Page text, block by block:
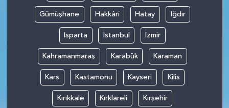
Gümüşhane Hakkâri Hatay Iğdır
Isparta İstanbul İzmir
Kahramanmaraş Karabük Karaman
Kars Kastamonu Kayseri Kilis
Kırıkkale Kırklareli Kırşehir